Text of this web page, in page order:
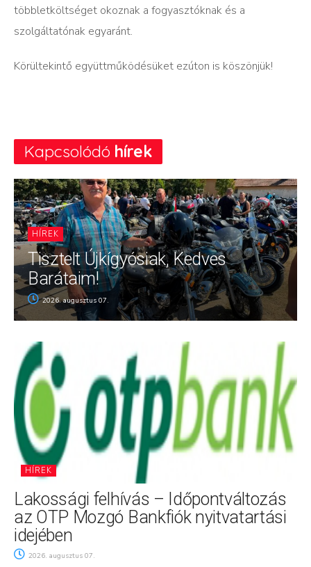
többletköltséget okoznak a fogyasztóknak és a
szolgáltatónak egyaránt.
Körültekintő együttműködésüket ezúton is köszönjük!
Kapcsolódó hírek
HÍREK
Tisztelt Újkígyósiak, Kedves
Barátaim!
2026. augusztus 07.
HÍREK
Lakossági felhívás – Időpontváltozás
az OTP Mozgó Bankfiók nyitvatartási
idejében
2026. augusztus 07.